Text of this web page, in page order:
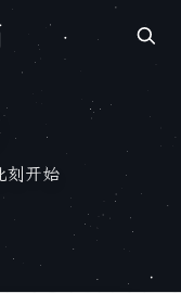
刻开始